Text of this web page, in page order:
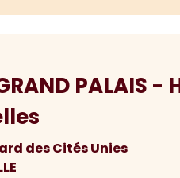
PALAIS
des Cités Unies